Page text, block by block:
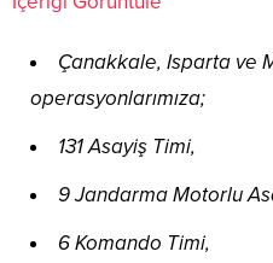
Çanakkale, Isparta ve
operasyonlarımıza;
131 Asayiş Timi,
9 Jandarma Motorlu
6 Komando Timi,